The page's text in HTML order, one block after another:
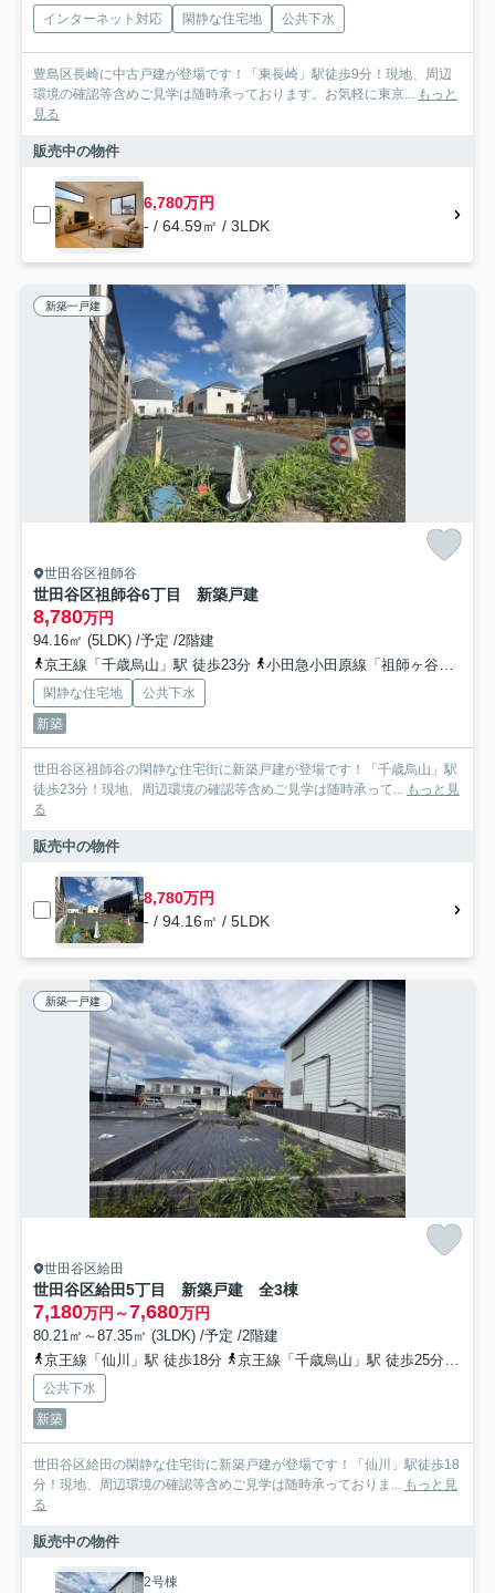
インターネット対応 閑静な住宅地 公共下水
豊島区長崎に中古戸建が登場です！「東長崎」駅徒歩9分！現地、周辺
環境の確認等含めご見学は随時承っております。お気軽に東京... もっと
見る
販売中の物件
6,780万円
- / 64.59㎡ / 3LDK
新築一戸建
世田谷区祖師谷
世田谷区祖師谷6丁目 新築戸建
8,780万円
94.16㎡ (5LDK) /予定 /2階建
京王線「千歳烏山」駅 徒歩23分
小田急小田原線「祖師ヶ谷大蔵」駅 徒歩23分
閑静な住宅地
公共下水
新築
世田谷区祖師谷の閑静な住宅街に新築戸建が登場です！「千歳烏山」駅
徒歩23分！現地、周辺環境の確認等含めご見学は随時承って... もっと見
る
販売中の物件
8,780万円
- / 94.16㎡ / 5LDK
新築一戸建
世田谷区給田
世田谷区給田5丁目 新築戸建 全3棟
7,180万円～7,680万円
80.21㎡～87.35㎡ (3LDK) /予定 /2階建
京王線「仙川」駅 徒歩18分
京王線「千歳烏山」駅 徒歩25分
公共下水
新築
世田谷区給田の閑静な住宅街に新築戸建が登場です！「仙川」駅徒歩18
分！現地、周辺環境の確認等含めご見学は随時承っておりま... もっと見
る
販売中の物件
2号棟